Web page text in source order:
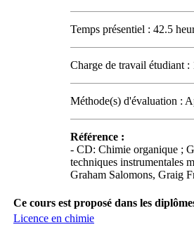
Temps présentiel : 42.5
Charge de travail étudiant :
Méthode(s) d'évaluation :
Référence :
- CD: Chimie organique ;
techniques instrumentales
Graham Salomons, Graig
Ce cours est proposé dans les
Licence en chimie